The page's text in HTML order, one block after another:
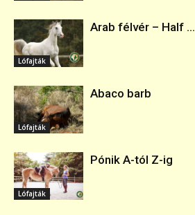
Lófajták
Arab félvér – Half ...
Lófajták
Abaco barb
Lófajták
Pónik A-tól Z-ig